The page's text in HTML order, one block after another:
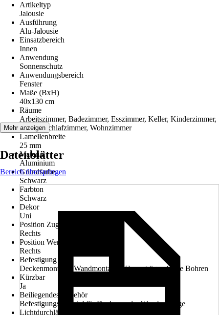
Artikeltyp
Jalousie
Ausführung
Alu-Jalousie
Einsatzbereich
Innen
Anwendung
Sonnenschutz
Anwendungsbereich
Fenster
Maße (BxH)
40x130 cm
Räume
Arbeitszimmer, Badezimmer, Esszimmer, Keller, Kinderzimmer,
Küche, Schlafzimmer, Wohnzimmer
Lamellenbreite
25 mm
Material
Aluminium
Grundfarbe
Schwarz
Farbton
Schwarz
Dekor
Uni
Position Zugvorrichtung
Rechts
Position Wendestab
Rechts
Befestigung
Deckenmontage, Wandmontage, Klemmträger, Ohne Bohren
Kürzbar
Ja
Beiliegendes Zubehör
Befestigungsmaterial für Decken- oder Wandmontage
Lichtdurchlässigkeit
Mehr anzeigen
Datenblätter
Bereich überspringen